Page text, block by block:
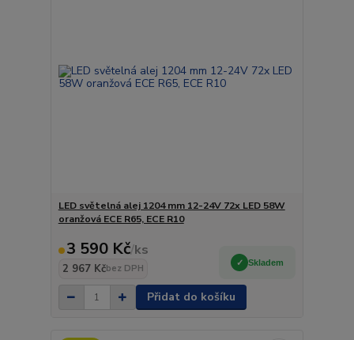
LED světelná alej 1204 mm 12-24V 72x LED 58W
oranžová ECE R65, ECE R10
3 590 Kč/ks
2 967 Kčbez DPH
Skladem
Přidat do košíku